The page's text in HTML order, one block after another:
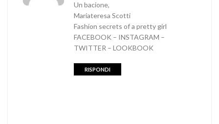
Un bacione,
Mariateresa Scotti
Fashion secrets of a pretty girl
FACEBOOK – INSTAGRAM –
TWITTER – LOOKBOOK
RISPONDI